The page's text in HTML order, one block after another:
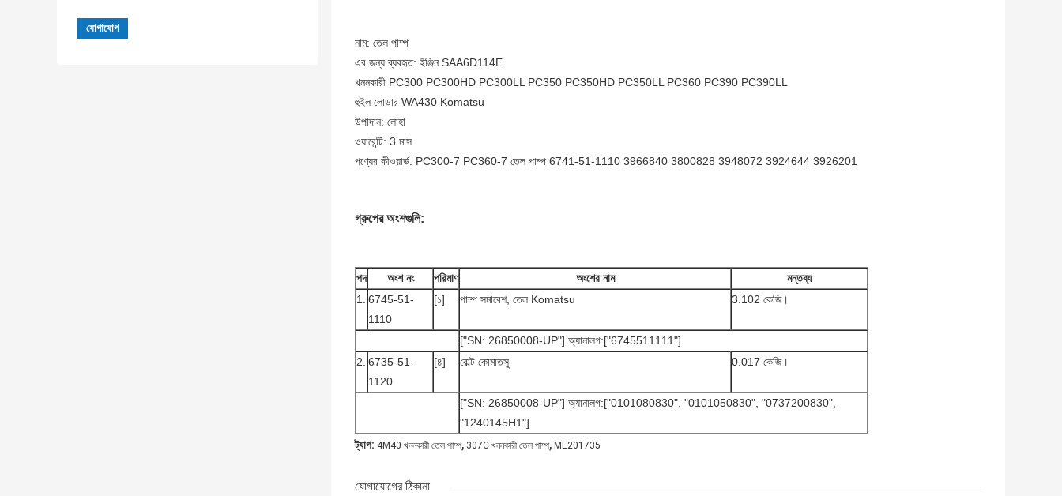
নাম: তেল পাম্প
এর জন্য ব্যবহৃত: ইঞ্জিন SAA6D114E
খননকারী PC300 PC300HD PC300LL PC350 PC350HD PC350LL PC360 PC390 PC390LL
হুইল লোডার WA430 Komatsu
উপাদান: লোহা
ওয়ারেন্টি: 3 মাস
পণ্যের কীওয়ার্ড: PC300-7 PC360-7 তেল পাম্প 6741-51-1110 3966840 3800828 3948072 3924644 3926201
গ্রুপের অংশগুলি:
পদ অংশ নং পরিমাণ অংশের নাম
মন্তব্য
1. 6745-51-
1110
[১] পাম্প সমাবেশ, তেল Komatsu 3.102 কেজি।
["SN: 26850008-UP"] অ্যানালগ:["6745511111"]
2. 6735-51-
1120
[৪] বোল্ট কোমাতসু 0.017 কেজি।
["SN: 26850008-UP"] অ্যানালগ:["0101080830", "0101050830", "0737200830",
"1240145H1"]
ট্যাগ: 4M40 খননকারী তেল পাম্প, 307C খননকারী তেল পাম্প, ME201735
যোগাযোগের ঠিকানা